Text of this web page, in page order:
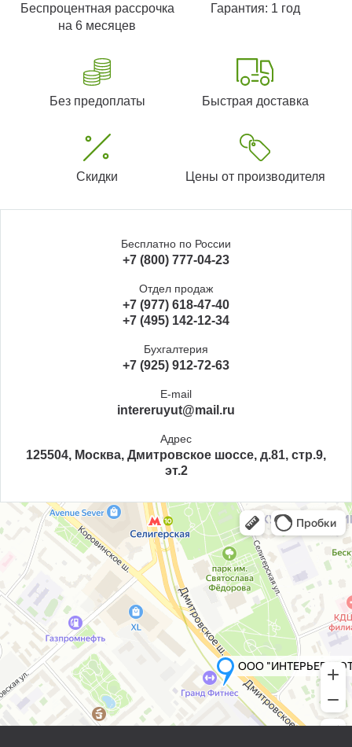
Беспроцентная рассрочка
на 6 месяцев
Гарантия: 1 год
Без предоплаты Быстрая доставка
Скидки Цены от производителя
Бесплатно по России
+7 (800) 777-04-23
Отдел продаж
+7 (977) 618-47-40
+7 (495) 142-12-34
Бухгалтерия
+7 (925) 912-72-63
E-mail
intereruyut@mail.ru
Адрес
125504, Москва, Дмитровское шоссе, д.81, стр.9,
эт.2